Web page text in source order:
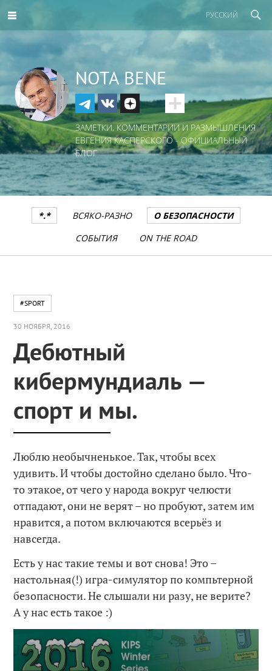
РУССКИЙ
NOTA BENE
ЗАМЕТКИ, КОММЕНТАРИИ И РАЗМЫШЛЕНИЯ
ЕВГЕНИЯ КАСПЕРСКОГО - ОФИЦИАЛЬНЫЙ
БЛОГ
*.* ВСЯКО-РАЗНО
О БЕЗОПАСНОСТИ
СОБЫТИЯ
ON THE ROAD
#SPORT
30 НОЯБРЯ, 2016
Дебютный
кибермундиаль —
спорт и мы.
Люблю необычненькое. Так, чтобы всех
удивить. И чтобы достойно сделано было. Что-
то этакое, от чего у народа вокруг челюсти
отпадают, они не верят – но пробуют, затем им
нравится, а потом включаются всерьёз и
навсегда.
Есть у нас такие темы и вот снова! Это –
настольная(!) игра-симулятор по компьтерной
безопасности. Не слышали ни разу, не верите?
А у нас есть такое :)